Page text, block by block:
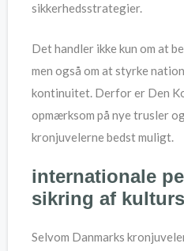
sikkerhedsstrategier.
Det handler ikke kun om at
men også om at styrke
kontinuitet. Derfor er Den
opmærksom på nye trusler
kronjuvelerne bedst muligt.
internationale
sikring af
Selvom Danmarks